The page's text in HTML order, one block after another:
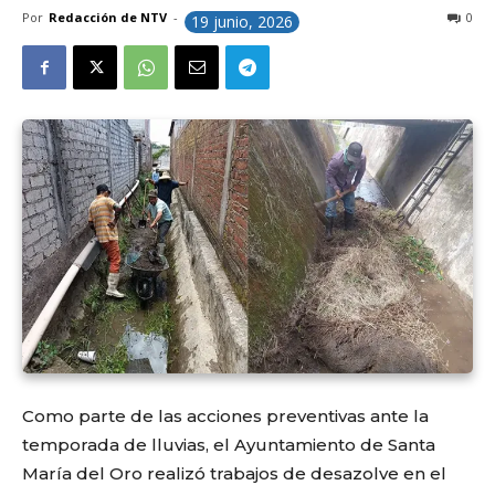
Por Redacción de NTV - 19 junio, 2026 0
Como parte de las acciones preventivas ante la
temporada de lluvias, el Ayuntamiento de Santa
María del Oro realizó trabajos de desazolve en el